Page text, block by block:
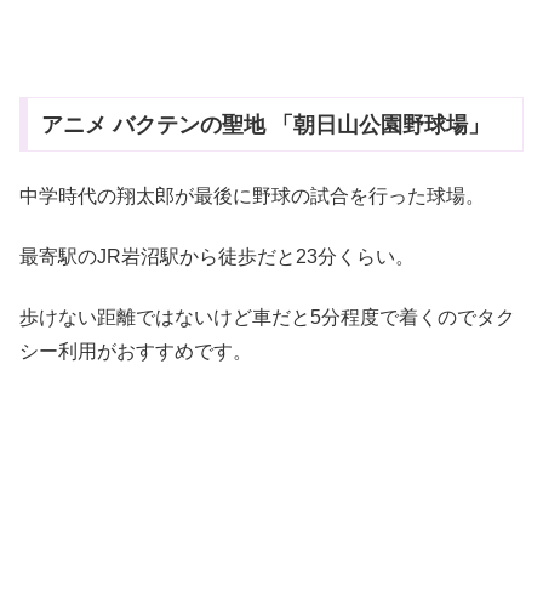
アニメ バクテンの聖地 「朝日山公園野球場」
中学時代の翔太郎が最後に野球の試合を行った球場。
最寄駅のJR岩沼駅から徒歩だと23分くらい。
歩けない距離ではないけど車だと5分程度で着くのでタク
シー利用がおすすめです。